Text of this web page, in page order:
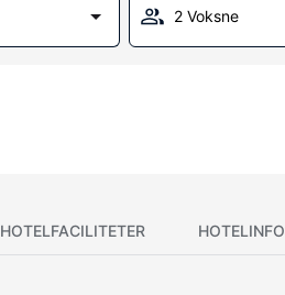
2 Voksne
HOTELFACILITETER HOTELINFO